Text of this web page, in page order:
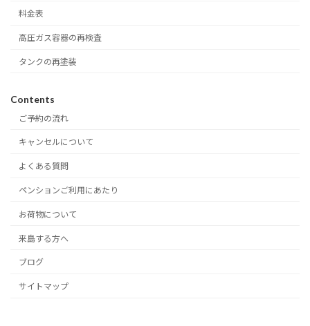
料金表
高圧ガス容器の再検査
タンクの再塗装
Contents
ご予約の流れ
キャンセルについて
よくある質問
ペンションご利用にあたり
お荷物について
来島する方へ
ブログ
サイトマップ